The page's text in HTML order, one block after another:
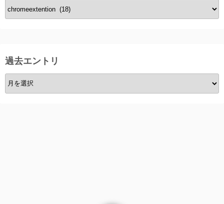
カ
テ
ー
過去エントリ
過
去